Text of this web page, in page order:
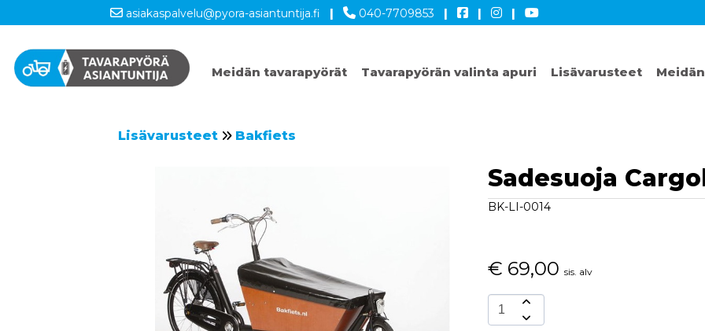
asiakaspalvelu@pyora-asiantuntija.fi | 040-7709853 | | |
Meidän tavarapyörät Tavarapyörän valinta apuri Lisävarusteet
Lisävarusteet Bakfiets
Sadesuoja
BK-LI-0014
€ 69,00 sis. alv